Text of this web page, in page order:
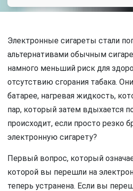
Электронные сигареты стали
альтернативами обычным
намного меньший риск для
отсутствию сгорания табака.
батарее, нагревая жидкость,
пар, который затем вдыхается
происходит, если просто резко
электронную сигарету?
Первый вопрос, который
которой вы перешли на
теперь устранена. Если вы